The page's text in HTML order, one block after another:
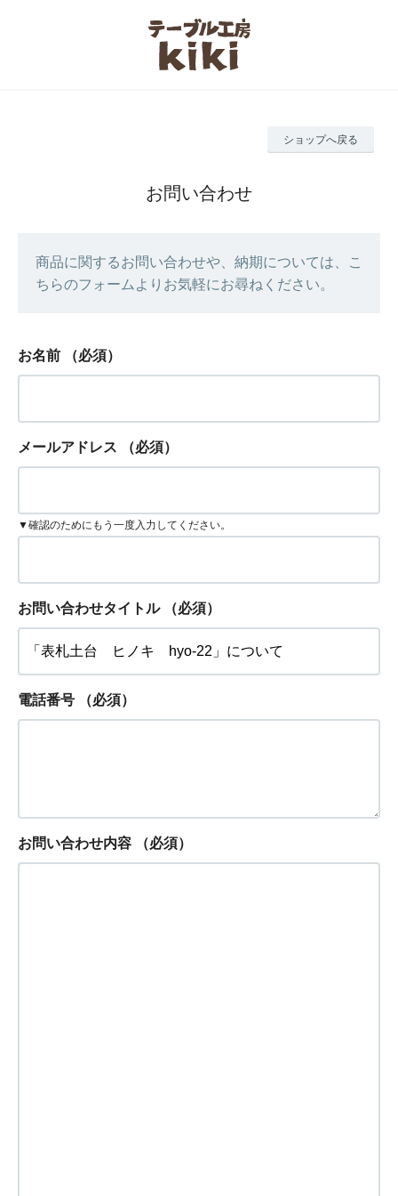
ショップへ戻る
お問い合わせ
商品に関するお問い合わせや、納期については、こ
ちらのフォームよりお気軽にお尋ねください。
お名前 （必須）
メールアドレス （必須）
▼確認のためにもう一度入力してください。
お問い合わせタイトル （必須）
電話番号 （必須）
お問い合わせ内容 （必須）